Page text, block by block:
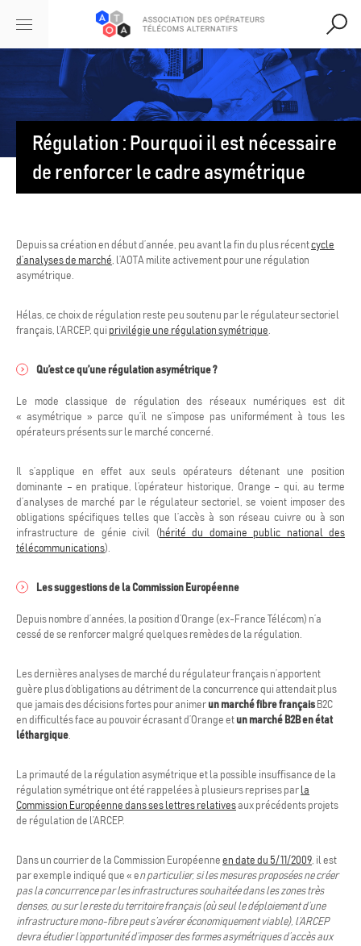
Régulation : Pourquoi il est nécessaire
de renforcer le cadre asymétrique
Depuis sa création en début d’année, peu avant la fin du plus récentcycle
d’analyses de marché, l’AOTA milite activement pour une régulation
asymétrique.
Hélas, ce choix de régulation reste peu soutenu par le régulateur sectoriel
français, l’ARCEP, qui privilégie une régulation symétrique.
Qu’est ce qu’une régulation asymétrique ?
Le mode classique de régulation des réseaux numériques est dit
« asymétrique » parce qu’il ne s’impose pas uniformément à tous les
opérateurs présents sur le marché concerné.
Il s’applique en effet aux seuls opérateurs détenant une position
dominante – en pratique, l’opérateur historique, Orange – qui, au terme
d’analyses de marché par le régulateur sectoriel, se voient imposer des
obligations spécifiques telles que l’accès à son réseau cuivre ou à son
infrastructure de génie civil ( hérité du domaine public national des
télécommunications).
Les suggestions de la Commission Européenne
Depuis nombre d’années, la position d’Orange (ex-France Télécom) n’a
cessé de se renforcer malgré quelques remèdes de la régulation.
Les dernières analyses de marché du régulateur français n’apportent
guère plus d’obligations au détriment de la concurrence qui attendait plus
que jamais des décisions fortes pour animer un marché fibre français B2C
en difficultés face au pouvoir écrasant d’Orange et un marché B2B en état
léthargique.
La primauté de la régulation asymétrique et la possible insuffisance de la
régulation symétrique ont été rappelées à plusieurs reprises par la
Commission Européenne dans ses lettres relativesaux précédents projets
de régulation de l’ARCEP.
Dans un courrier de la Commission Européenne en date du 5/11/2009, il est
par exemple indiqué que « en particulier, si les mesures proposées ne créer
pas la concurrence par les infrastructures souhaitée dans les zones très
denses, ou sur le reste du territoire français (où seul le déploiement d’une
infrastructure mono-fibre peut s’avérer économiquement viable), l’ARCEP
devra étudier l’opportunité d’imposer des formes asymétriques d’accès aux